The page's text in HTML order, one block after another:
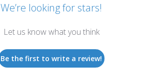
We’re looking for stars!
Let us know what you think
Be the first to write a review!